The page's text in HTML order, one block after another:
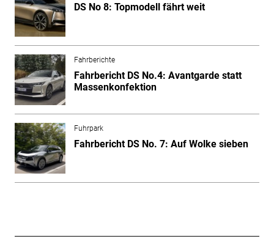
DS No 8: Topmodell fährt weit
Fahrberichte
Fahrbericht DS No.4: Avantgarde statt
Massenkonfektion
Fuhrpark
Fahrbericht DS No. 7: Auf Wolke sieben